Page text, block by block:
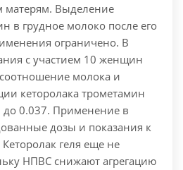
матерям. Выделение
в грудное молоко после его
ограничено. В
с участием 10 женщин
молока и
кеторолака трометамин
до 0.037. Применение в
дозы и показания к
геля еще не
НПВС снижают агрегацию